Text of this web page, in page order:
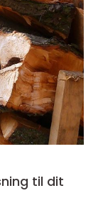
til dit